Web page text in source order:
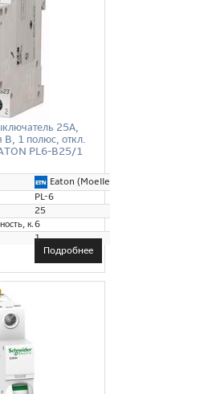
25А,
B, 1 полюс, откл.
PL6-B25/1
Eaton (Moeller)
PL-6
25
кА:
6
1
Подробнее